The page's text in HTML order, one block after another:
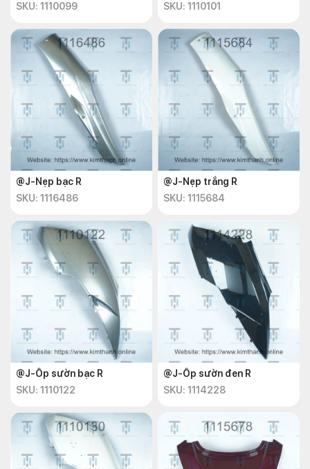
SKU: 1110099
SKU: 1110101
@J-Nẹp bạc R
SKU: 1116486
@J-Nẹp trắng R
SKU: 1115684
@J-Ốp sườn bạc R
SKU: 1110122
@J-Ốp sườn đen R
SKU: 1114228